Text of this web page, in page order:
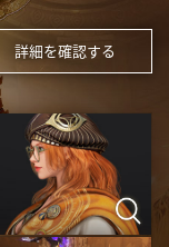
詳細を確認する